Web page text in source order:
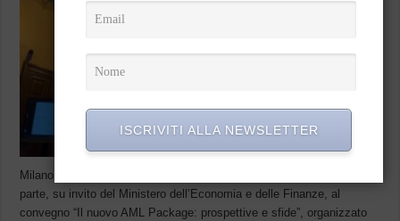
Milano, 05 giugno 2026 Lo scorso 3 giugno, A.N.T.I.C.O. ha preso
parte, su invito del Ministero dell’Economia e delle Finanze, al
convegno “Il nuovo AML Package: prospettive e sfide”, organizzato
ISCRIVITI ALLA NEWSLETTER